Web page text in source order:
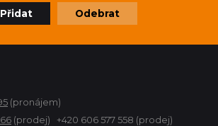
Přidat Odebrat
(pronájem)
(prodej) +420 606 577 558 (prodej)